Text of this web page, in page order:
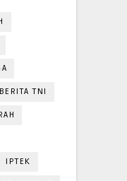
BERITA TNI
IPTEK